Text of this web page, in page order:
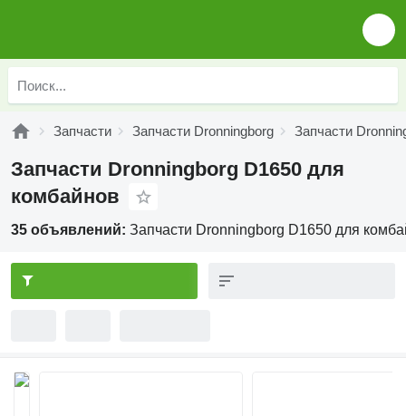
Запчасти Запчасти Dronningborg Запчасти
Запчасти Dronningborg D1650 для
комбайнов
35 объявлений: Запчасти Dronningborg D1650 для